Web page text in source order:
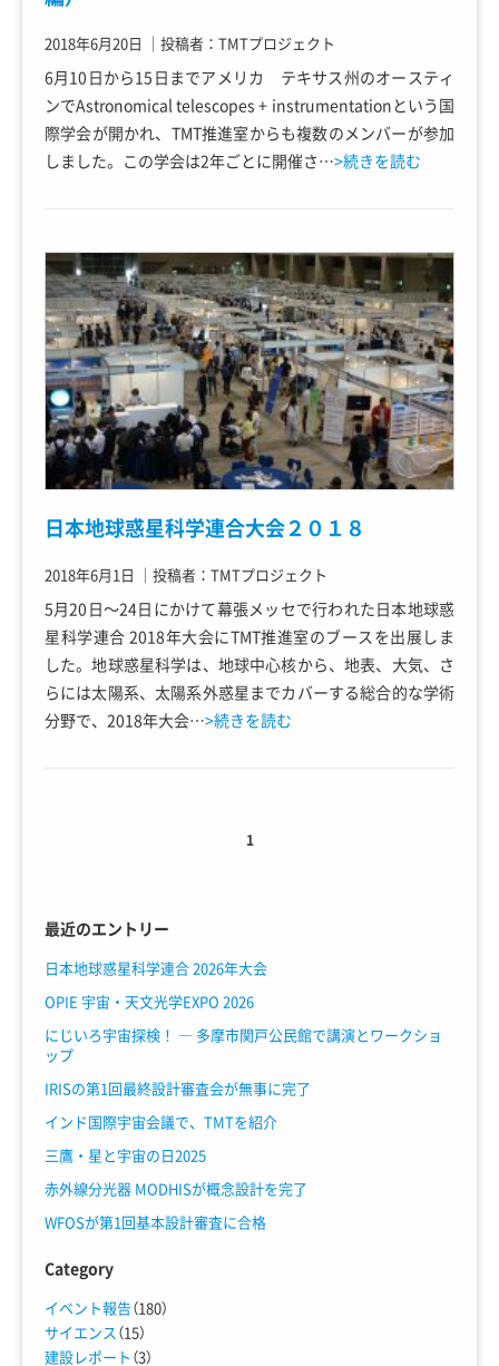
2018年6月20日 ｜ 投稿者：TMTプロジェクト
6月10日から15日までアメリカ テキサス州のオースティ
ンでAstronomical telescopes + instrumentationという国
際学会が開かれ、TMT推進室からも複数のメンバーが参加
しました。この学会は2年ごとに開催さ…>続きを読む
日本地球惑星科学連合大会２０１８
2018年6月1日 ｜ 投稿者：TMTプロジェクト
5月20日～24日にかけて幕張メッセで行われた日本地球惑
星科学連合 2018年大会にTMT推進室のブースを出展しま
した。地球惑星科学は、地球中心核から、地表、大気、さ
らには太陽系、太陽系外惑星までカバーする総合的な学術
分野で、2018年大会…>続きを読む
1
最近のエントリー
日本地球惑星科学連合 2026年大会
OPIE 宇宙・天文光学EXPO 2026
にじいろ宇宙探検！ ― 多摩市関戸公民館で講演とワークショ
ップ
IRISの第1回最終設計審査会が無事に完了
インド国際宇宙会議で、TMTを紹介
三鷹・星と宇宙の日2025
赤外線分光器 MODHISが概念設計を完了
WFOSが第1回基本設計審査に合格
Category
イベント報告（180）
サイエンス （15）
建設レポート （3）